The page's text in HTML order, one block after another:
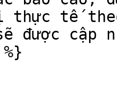
thực tế
được cập